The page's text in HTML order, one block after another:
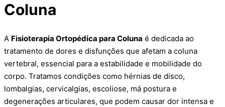
Coluna
A Fisioterapia Ortopédica para Coluna é dedicada ao
tratamento de dores e disfunções que afetam a coluna
vertebral, essencial para a estabilidade e mobilidade do
corpo. Tratamos condições como hérnias de disco,
lombalgias, cervicalgias, escoliose, má postura e
degenerações articulares, que podem causar dor intensa e